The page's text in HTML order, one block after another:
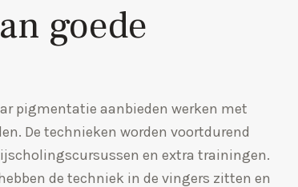
goede
pigmentatie aanbieden werken met
De technieken worden voortdurend
en extra trainingen.
de techniek in de vingers zitten en